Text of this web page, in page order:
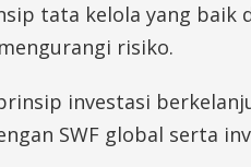
tata kelola yang
risiko.
investasi
SWF global serta